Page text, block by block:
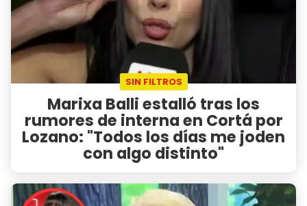
SIN FILTROS
Marixa Balli estalló tras los
rumores de interna en Cortá por
Lozano: "Todos los días me joden
con algo distinto"